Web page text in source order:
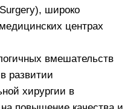
широко
центрах
вмешательств
развитии
хирургии в